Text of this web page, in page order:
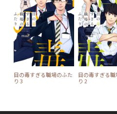
目の毒すぎる職場のふた
り 3
目の毒すぎる
り 2